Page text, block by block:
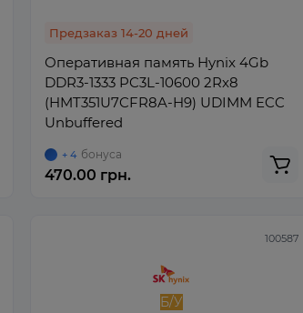
Предзаказ 14-20 дней
Оперативная память Hynix 4Gb
DDR3-1333 PC3L-10600 2Rx8
(HMT351U7CFR8A-H9) UDIMM ECC
Unbuffered
+ 4 бонуса
470.00 грн.
100587
Б/У